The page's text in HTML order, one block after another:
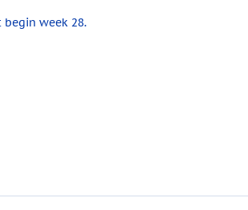
week 28.